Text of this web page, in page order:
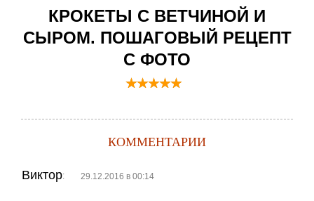
КРОКЕТЫ С ВЕТЧИНОЙ И
СЫРОМ. ПОШАГОВЫЙ РЕЦЕПТ
С ФОТО
КОММЕНТАРИИ
Виктор: 29.12.2016 в 00:14